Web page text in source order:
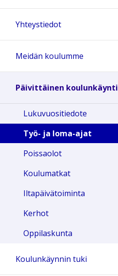
Yhteystiedot
Meidän koulumme
Päivittäinen koulunkäynti
Lukuvuositiedote
Työ- ja loma-ajat
Poissaolot
Koulumatkat
Iltapäivätoiminta
Kerhot
Oppilaskunta
Koulunkäynnin tuki